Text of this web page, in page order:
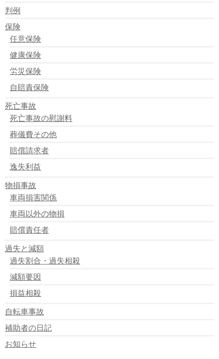
お問い合わせについて＜重要＞
11ヶ月ぶりに開催します。無料イベント
判例
保険
任意保険
健康保険
労災保険
自賠責保険
死亡事故
死亡事故の慰謝料
葬儀費その他
賠償請求者
逸失利益
物損事故
車両損害関係
車両以外の物損
賠償責任者
過失と減額
過失割合・過失相殺
減額要因
損益相殺
自転車事故
補助者の日記
お知らせ